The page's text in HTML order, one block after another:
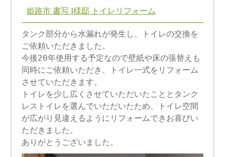
姫路市 書写 I様邸 トイレリフォーム
タンク部分から水漏れが発生し、トイレの交換を
ご依頼いただきました。
今後20年使用する予定なので壁紙や床の張替えも
同時にご依頼いただき、トイレ一式をリフォーム
させていただきます。
トイレを少し広くさせていただいたこととタンク
レストイレを選んでいただいたため、トイレ空間
が広がり見違えるようにリフォームできお喜びい
ただきました。
ありがとうございました。